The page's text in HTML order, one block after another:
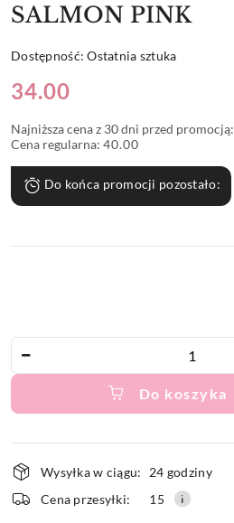
SALMON PINK
Dostępność:Ostatnia sztuka
Cena:
34.00
Najniższa cena z 30 dni przed promocją:
Cena regularna: 40.00
Do końca promocji pozostało:
Do koszyka
i
dostawa
Wysyłka w ciągu:
24 godziny
Cena przesyłki:
15